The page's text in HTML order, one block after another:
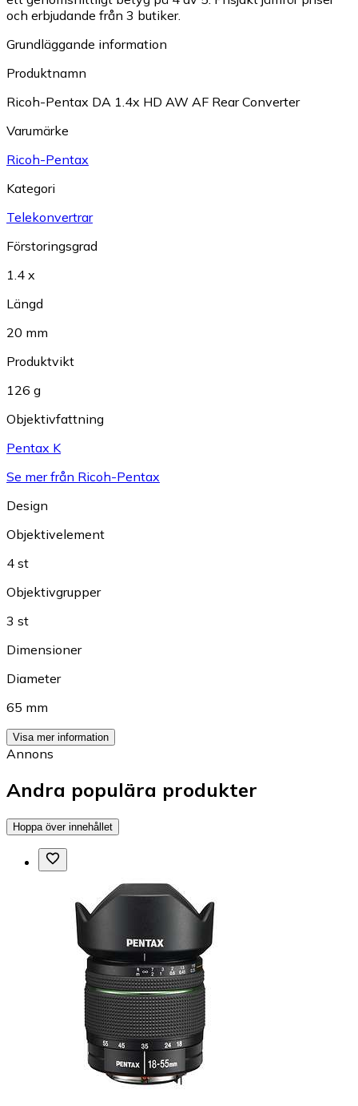
och erbjudande från 3 butiker.
Grundläggande information
Produktnamn
Ricoh-Pentax DA 1.4x HD AW AF Rear Converter
Varumärke
Ricoh-Pentax
Kategori
Telekonvertrar
Förstoringsgrad
1.4 x
Längd
20 mm
Produktvikt
126 g
Objektivfattning
Pentax K
Se mer från Ricoh-Pentax
Design
Objektivelement
4 st
Objektivgrupper
3 st
Dimensioner
Diameter
65 mm
Visa mer information
Annons
Andra populära produkter
Hoppa över innehållet